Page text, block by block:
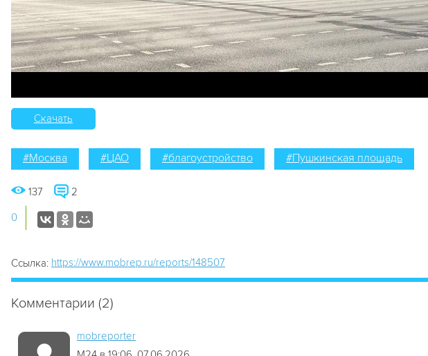
Скачать
#Москва #ЦАО #благоустройство #Пушкинская площадь
137 2
0
Ссылка: https://www.mobrep.ru/reports/148507
Комментарии (2)
mobreporter